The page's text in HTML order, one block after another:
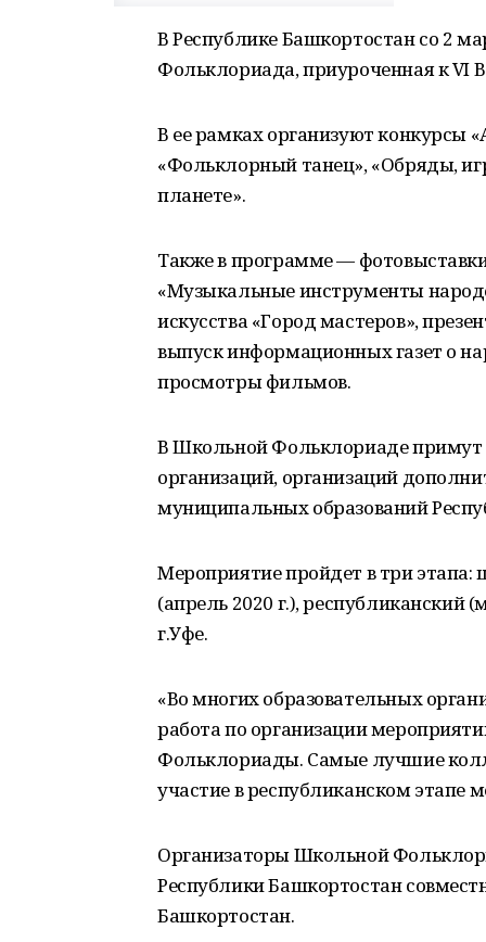
В Республике Башкортостан со 2
Фольклориада, приуроченная к VI
В ее рамках организуют конкурсы
«Фольклорный танец», «Обряды,
планете».
Также в программе —
«Музыкальные инструменты
искусства «Город мастеров»,
выпуск информационных газет о
просмотры фильмов.
В Школьной Фольклориаде примут
организаций, организаций
муниципальных образований
Мероприятие пройдет в три
(апрель 2020 г.), республиканский
г.Уфе.
«Во многих образовательных
работа по организации
Фольклориады. Самые лучшие
участие в республиканском этапе
Организаторы Школьной
Республики Башкортостан
Башкортостан.